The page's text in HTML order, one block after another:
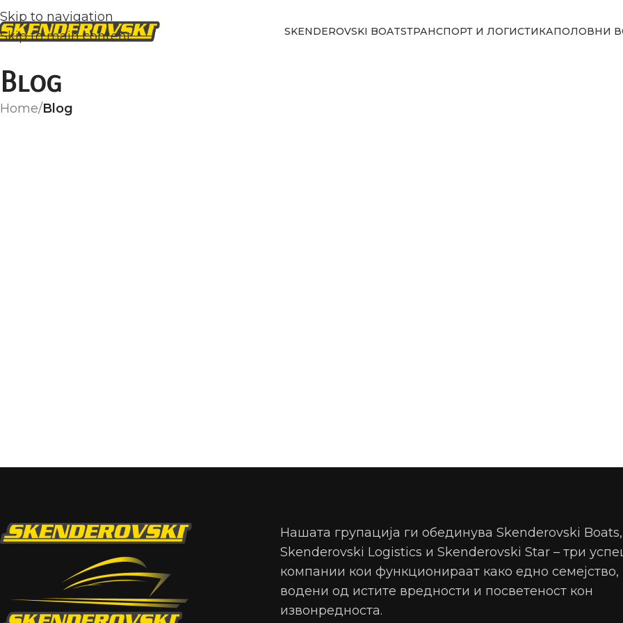
Skip to navigation
Skip to main content
SKENDEROVSKI BOATSТРАНСПОРТ И ЛОГИСТИКАПОЛОВНИ
Blog
Home/Blog
Нашата групација ги обединува Skenderovski Boats,
Skenderovski Logistics и Skenderovski Star – три
компании кои функционираат како едно семејство,
водени од истите вредности и посветеност кон
извонредноста.